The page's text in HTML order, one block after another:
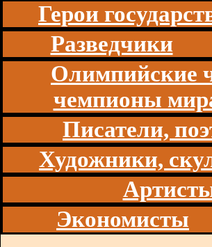
Герои
Разведчики
Олимпийские
чемпионы
Писатели,
Художники,
Экономисты